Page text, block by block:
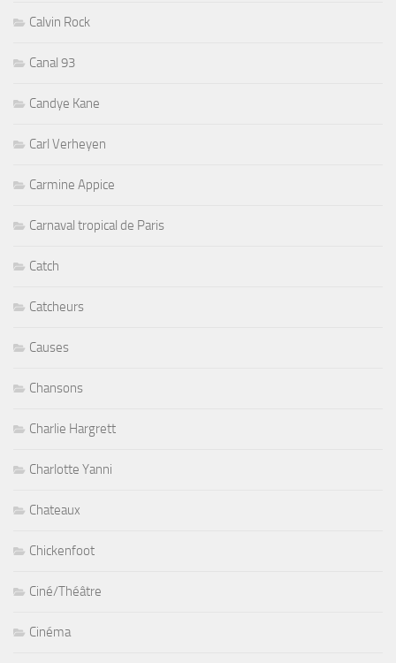
Calvin Rock
Canal 93
Candye Kane
Carl Verheyen
Carmine Appice
Carnaval tropical de Paris
Catch
Catcheurs
Causes
Chansons
Charlie Hargrett
Charlotte Yanni
Chateaux
Chickenfoot
Ciné/Théâtre
Cinéma